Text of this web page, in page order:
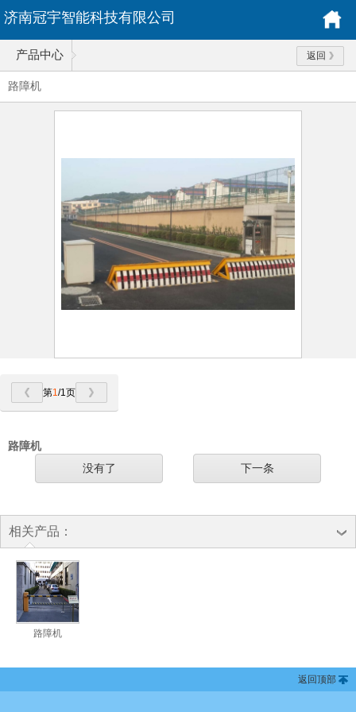
济南冠宇智能科技有限公司
产品中心 返回
路障机
第1/1页
路障机
没有了 下一条
相关产品：
路障机
返回顶部